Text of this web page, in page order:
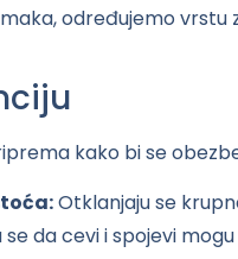
određujemo vrstu
kako bi se
Otklanjaju se
da cevi i spojevi